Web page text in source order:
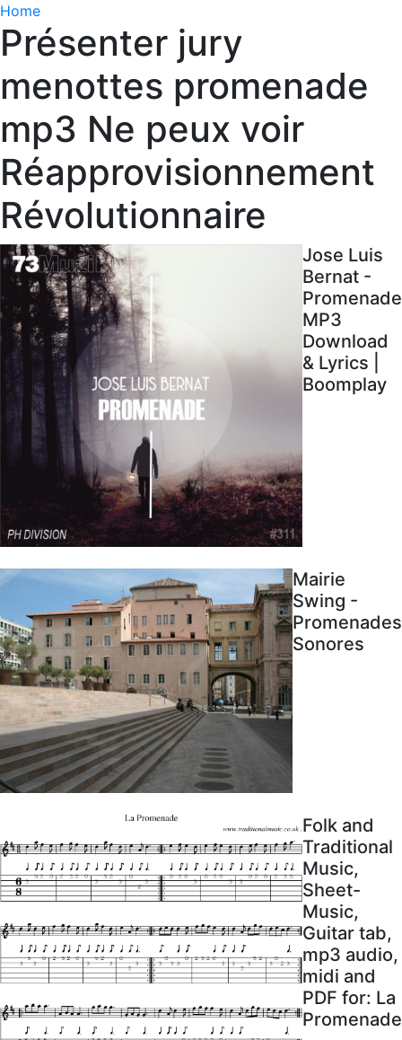
Home
Présenter jury
menottes promenade
mp3 Ne peux voir
Réapprovisionnement
Révolutionnaire
Jose Luis
Bernat -
Promenade
MP3
Download
& Lyrics |
Boomplay
Mairie
Swing -
Promenades
Sonores
Folk and
Traditional
Music,
Sheet-
Music,
Guitar tab,
mp3 audio,
midi and
PDF for: La
Promenade